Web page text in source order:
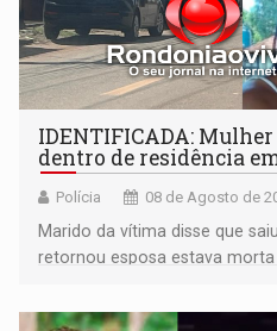
IDENTIFICADA:
dentro de residência
Polícia 08 de Agosto de
Marido da vítima disse que
retornou esposa estava morta